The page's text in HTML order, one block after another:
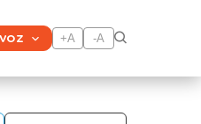
+A -A